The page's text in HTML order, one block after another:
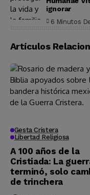
ignorar
6 Minutos
Artículos
Gesta Cristera
Libertad Religiosa
A 100 años de la
Cristiada: La
terminó, solo
de trinchera